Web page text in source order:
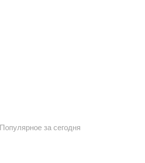
Популярное за сегодня